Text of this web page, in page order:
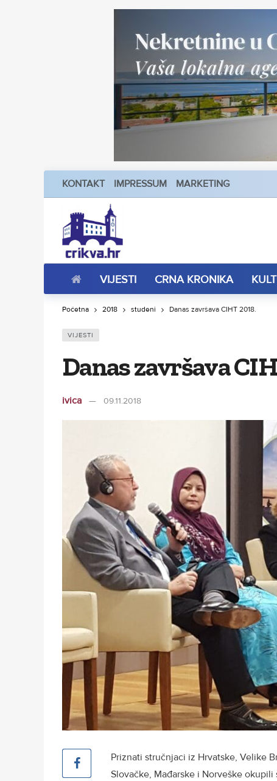
KONTAKT IMPRESSUM MARKETING
VIJESTI CRNA KRONIKA
Početna 2018 studeni Danas završava CIHT 2018.
VIJESTI
Danas završava
ivica 09.11.2018
Priznati stručnjaci iz Hrvatske, Velike
Slovačke, Mađarske i Norveške